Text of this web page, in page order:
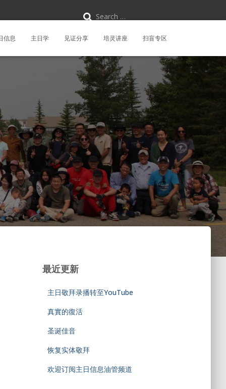
f
r
Search …
信息 主日学 见证分享 培灵讲座 扫盲专区
最近更新
主日敬拜录播转至YouTube
真實的復活
圣诞佳音
恢复实体敬拜
欢迎订阅主日信息油管频道